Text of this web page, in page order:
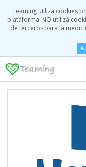
Teaming utiliza cookies
plataforma. NO utiliza
de terceros para la